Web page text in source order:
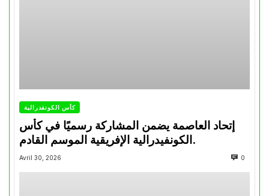
كأس الكونفدرالية
إتحاد العاصمة يضمن المشاركة رسميًا في كأس
الكونفيدرالية الإفريقية الموسم القادم.
Avril 30, 2026 0